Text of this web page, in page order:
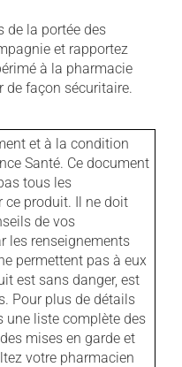
de la portée des
et rapportez
à la pharmacie
de façon sécuritaire.
et à la condition
Santé. Ce document
tous les
ce produit. Il ne doit
de vos
les renseignements
permettent pas à eux
est sans danger, est
Pour plus de détails
une liste complète des
mises en garde et
votre pharmacien